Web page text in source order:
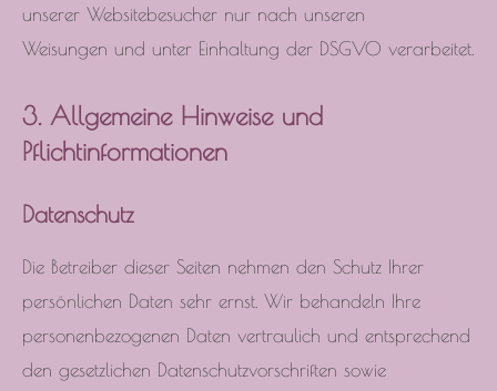
unserer Websitebesucher nur nach unseren
Weisungen und unter Einhaltung der DSGVO verarbeitet.
3. Allgemeine Hinweise und
Pflichtinformationen
Datenschutz
Die Betreiber dieser Seiten nehmen den Schutz Ihrer
persönlichen Daten sehr ernst. Wir behandeln Ihre
personenbezogenen Daten vertraulich und entsprechend
den gesetzlichen Datenschutzvorschriften sowie